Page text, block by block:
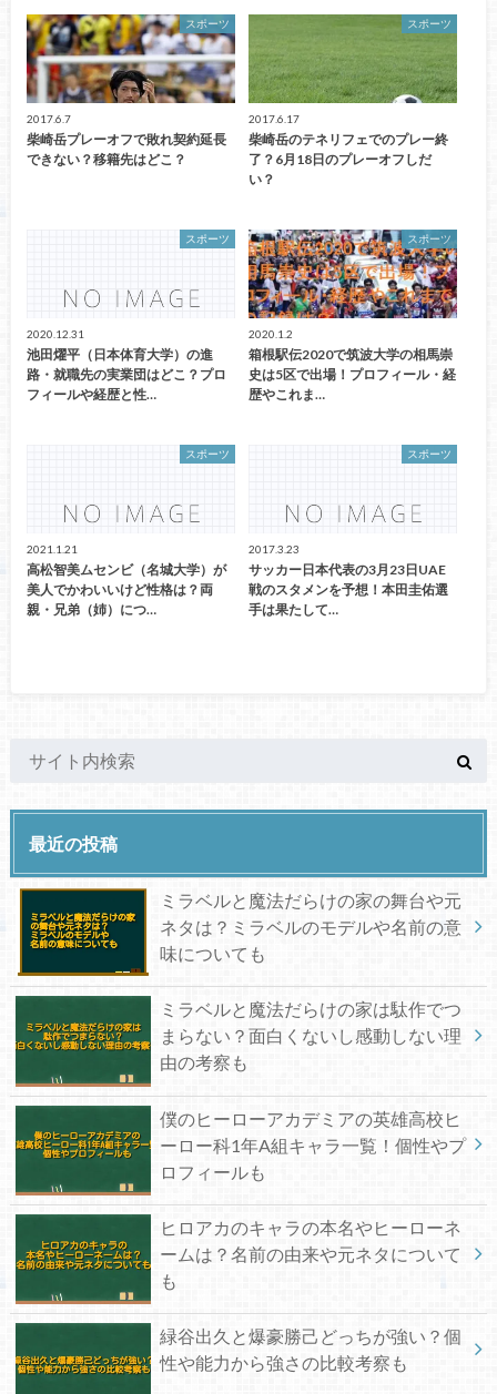
スポーツ
2017.6.7
柴崎岳プレーオフで敗れ契約延長
できない？移籍先はどこ？
スポーツ
2017.6.17
柴崎岳のテネリフェでのプレー終
了？6月18日のプレーオフしだ
い？
スポーツ
2020.12.31
池田燿平（日本体育大学）の進
路・就職先の実業団はどこ？プロ
フィールや経歴と性…
スポーツ
2020.1.2
箱根駅伝2020で筑波大学の相馬崇
史は5区で出場！プロフィール・経
歴やこれま…
スポーツ
2021.1.21
高松智美ムセンビ（名城大学）が
美人でかわいいけど性格は？両
親・兄弟（姉）につ…
スポーツ
2017.3.23
サッカー日本代表の3月23日UAE
戦のスタメンを予想！本田圭佑選
手は果たして…
最近の投稿
ミラベルと魔法だらけの家の舞台や元
ネタは？ミラベルのモデルや名前の意
味についても
ミラベルと魔法だらけの家は駄作でつ
まらない？面白くないし感動しない理
由の考察も
僕のヒーローアカデミアの英雄高校ヒ
ーロー科1年A組キャラ一覧！個性やプ
ロフィールも
ヒロアカのキャラの本名やヒーローネ
ームは？名前の由来や元ネタについて
も
緑谷出久と爆豪勝己どっちが強い？個
性や能力から強さの比較考察も